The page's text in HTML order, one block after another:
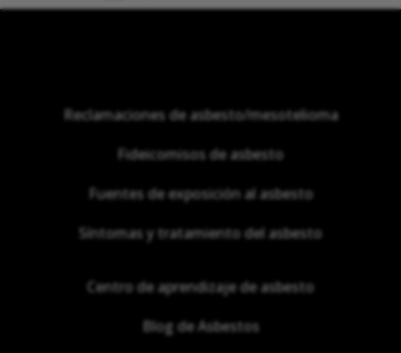
Reclamaciones de asbesto/mesotelioma
Fideicomisos de asbesto
Fuentes de exposición al asbesto
Síntomas y tratamiento del asbesto
Centro de aprendizaje de asbesto
Blog de Asbestos